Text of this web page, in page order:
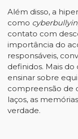
Além disso, a
como
contato com
importância do
responsáveis,
definidos. Mais
ensinar sobre
compreensão de
laços, as
verdade.